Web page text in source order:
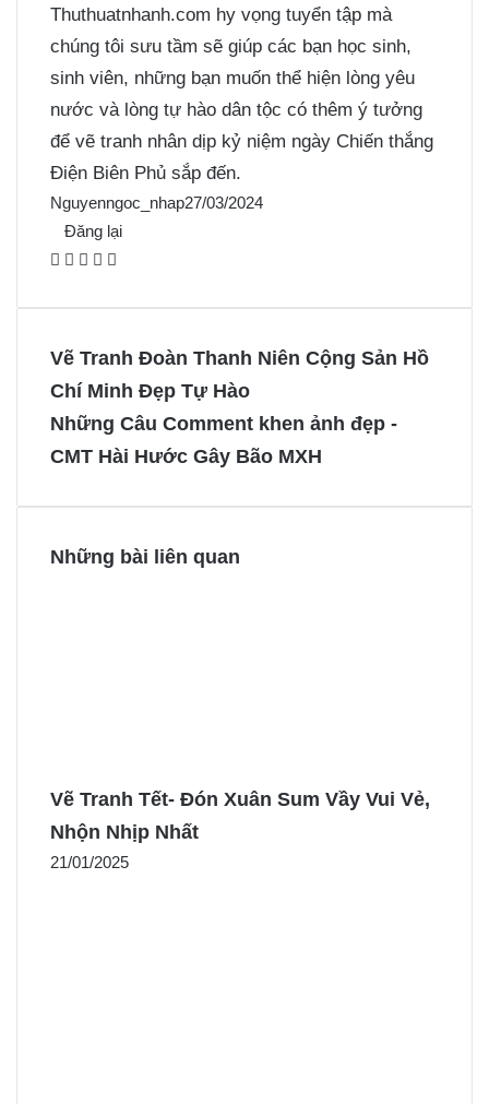
Thuthuatnhanh.com hy vọng tuyển tập mà
chúng tôi sưu tầm sẽ giúp các bạn học sinh,
sinh viên, những bạn muốn thể hiện lòng yêu
nước và lòng tự hào dân tộc có thêm ý tưởng
để vẽ tranh nhân dịp kỷ niệm ngày Chiến thắng
Điện Biên Phủ sắp đến.
Nguyenngoc_nhap27/03/2024
Đăng lại
F
o
o
k
X P
r
e
M
n
g
e
n
g
e
Vẽ Tranh Đoàn Thanh Niên Cộng Sản Hồ
Chí Minh Đẹp Tự Hào
Những Câu Comment khen ảnh đẹp -
CMT Hài Hước Gây Bão MXH
Những bài liên quan
Vẽ Tranh Tết- Đón Xuân Sum Vầy Vui Vẻ,
Nhộn Nhịp Nhất
21/01/2025